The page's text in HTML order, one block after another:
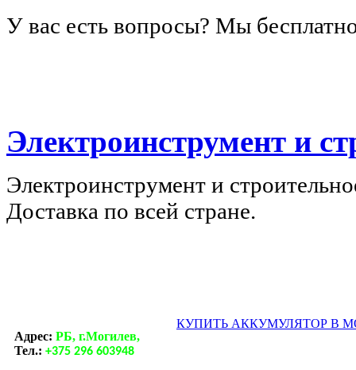
У вас есть вопросы? Мы
Электроинструмент и
Электроинструмент и
Доставка по всей стране.
Адрес: РБ, г.Могилев,
Тел.: +375 296 603948
КУПИТЬ АККУМУЛЯТОР В